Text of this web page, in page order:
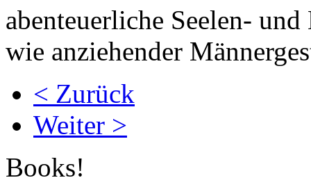
abenteuerliche Seelen- und
wie anziehender
< Zurück
Weiter >
Books!